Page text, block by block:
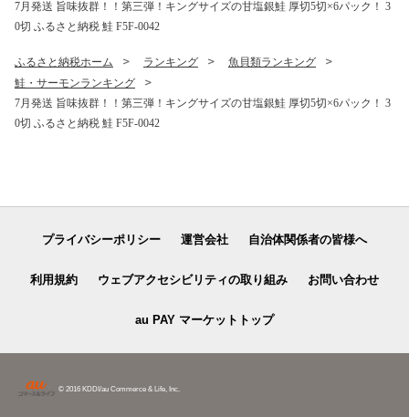
7月発送 旨味抜群！！第三弾！キングサイズの甘塩銀鮭 厚切5切×6パック！ 3
0切 ふるさと納税 鮭 F5F-0042
ふるさと納税ホーム ランキング
魚貝類ランキング
鮭・サーモンランキング
7月発送 旨味抜群！！第三弾！キングサイズの甘塩銀鮭 厚切5切×6パック！ 3
0切 ふるさと納税 鮭 F5F-0042
プライバシーポリシー 運営会社 自治体関係者の皆様へ
利用規約 ウェブアクセシビリティの取り組み お問い合わせ
au PAY マーケットトップ
© 2016 KDDI/au Commerce & Life, Inc.